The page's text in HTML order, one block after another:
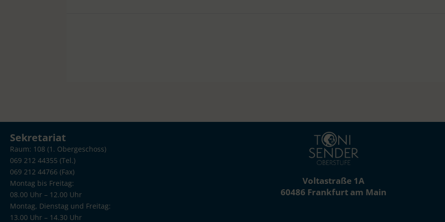
Sekretariat
Raum: 108 (1. Obergeschoss)
069 212 44355 (Tel.)
069 212 44766 (Fax)
Montag bis Freitag:
08.00 Uhr – 12.00 Uhr
Montag, Dienstag und Freitag:
13.00 Uhr – 14.30 Uhrpoststelle.toni-sender-
Voltastraße 1A
60486 Frankfurt am Main